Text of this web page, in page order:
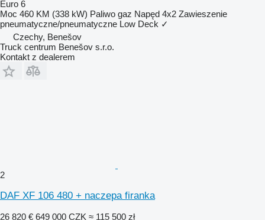
Euro 6
Moc 460 KM (338 kW) Paliwo gaz Napęd 4x2 Zawieszenie
pneumatyczne/pneumatyczne Low Deck ✓
Czechy, Benešov
Truck centrum Benešov s.r.o.
Kontakt z dealerem
2
DAF XF 106 480 + naczepa firanka
26 820 € 649 000 CZK ≈ 115 500 zł